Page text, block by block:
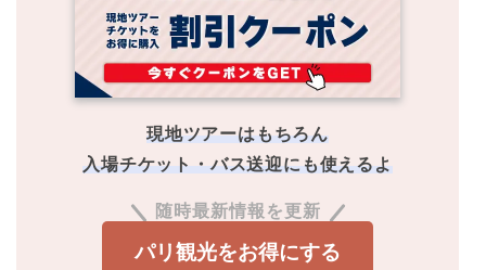
現地ツアーはもちろん
入場チケット・バス送迎にも使えるよ
随時最新情報を更新
パリ観光をお得にする